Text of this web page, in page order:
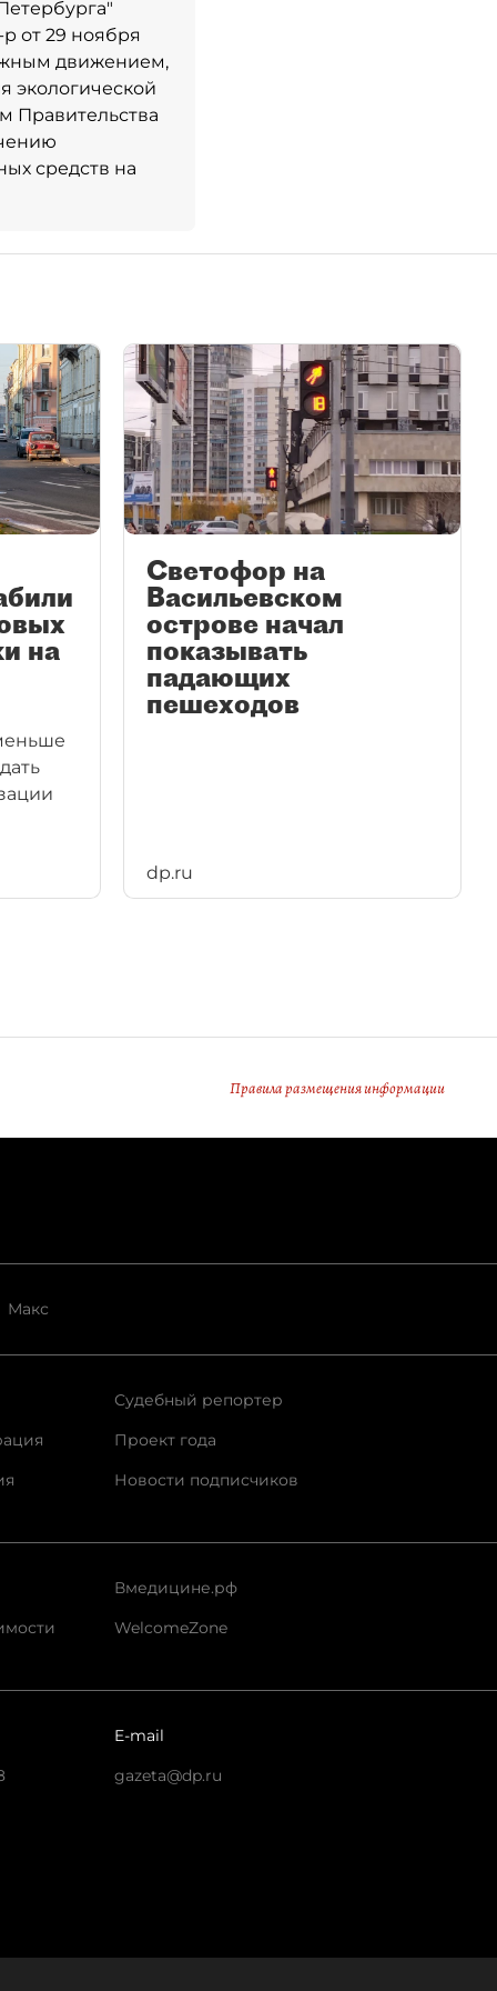
от 29 ноября
движением,
экологической
Правительства
средств на
на
Светофор на
Васильевском
острове начал
показывать
падающих
пешеходов
dp.ru
Правила размещения информации
Макс
Судебный репортер
Проект года
Новости подписчиков
Вмедицине.рф
WelcomeZone
E-mail
gazeta@dp.ru